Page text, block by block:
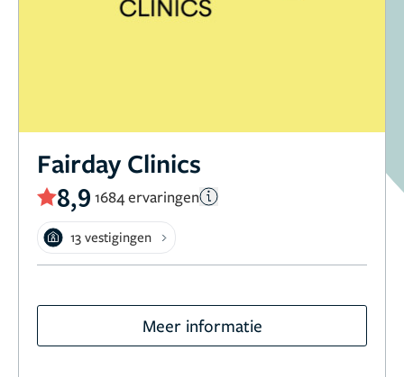
Fairday Clinics
8,9 1684 ervaringen
13 vestigingen
Meer informatie